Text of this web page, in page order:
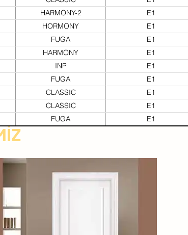
HARMONY-2
E1
HORMONY
E1
FUGA
E1
HARMONY
E1
INP
E1
FUGA
E1
CLASSIC
E1
CLASSIC
E1
FUGA E1